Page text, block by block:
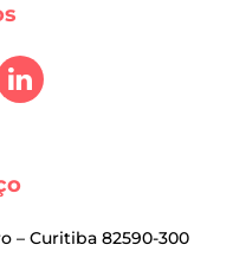
– Curitiba 82590-300